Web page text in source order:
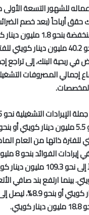
للشهور التسعة
مليون دينار كويتي،
نحو -4.6% مقارنة بنحو 40.2 مليون
في ربحية البنك، إلى تراجع
إجمالي المصروفات
للفترة ذاتها من العام
نتيجة
وبنسبة -6.8%، وصولاً إلى
كويتي. بينما ارتفع بند صافي